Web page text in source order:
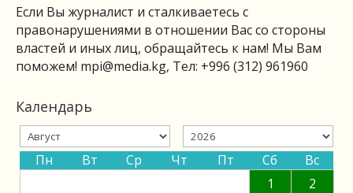
Если Вы журналист и сталкиваетесь с
правонарушениями в отношении Вас со стороны
властей и иных лиц, обращайтесь к нам! Мы Вам
поможем! mpi@media.kg, Тел: +996 (312) 961960
Календарь
Пн Вт Ср Чт Пт Сб
Вс
1
2